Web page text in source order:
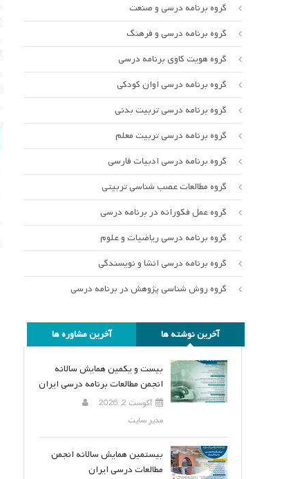
گروه برنامه درسی و صنعت
گروه برنامه درسی و فرهنگ
گروه هویت کاوی برنامه درسی
گروه برنامه درسی اوان کودکی
گروه برنامه درسی تربیت بدنی
گروه برنامه درسی تربیت معلم
گروه برنامه درسی ادبیات فارسی
گروه مطالعات عصب شناسی تربیتی
گروه عمل فکورانه در برنامه درسی
گروه برنامه درسی ریاضیات و علوم
گروه برنامه درسی انشا و نویسندگی
گروه روش شناسی پژوهش در برنامه درسی
آخرین نوشته ها آخرین مشاوره ها
بیست و یکمین همایش سالانه
انجمن مطالعات برنامه درسی ایران
آگوست 2, 2026
مدیر سایت
بیستمین همایش سالانه انجمن
مطالعات درسی ایران